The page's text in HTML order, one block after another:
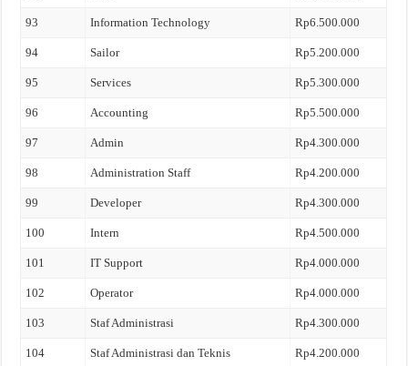
93 Information Technology Rp6.500.000
94 Sailor Rp5.200.000
95 Services Rp5.300.000
96 Accounting Rp5.500.000
97 Admin Rp4.300.000
98 Administration Staff Rp4.200.000
99 Developer Rp4.300.000
100 Intern Rp4.500.000
101 IT Support Rp4.000.000
102 Operator Rp4.000.000
103 Staf Administrasi Rp4.300.000
104 Staf Administrasi dan Teknis Rp4.200.000